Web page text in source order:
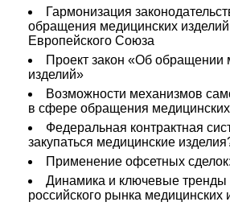
Гармонизация
обращения медицинских
Европейского Союза
Проект закон «Об обращении
изделий»
Возможности механизмов
в сфере обращения
Федеральная контрактная
закупаться медицинские
Применение офсетных
Динамика и ключевые тренды
российского рынка медицинских